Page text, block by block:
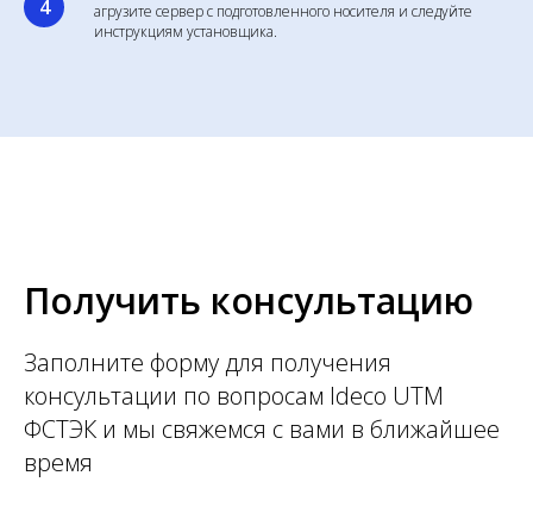
агрузите сервер с подготовленного носителя и следуйте
инструкциям установщика.
Получить консультацию
Заполните форму для получения
консультации по вопросам Ideco UTM
ФСТЭК и мы свяжемся с вами в ближайшее
время